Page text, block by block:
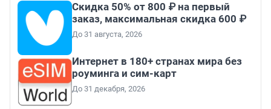
Скидка 50% от 800 ₽ на первый
заказ, максимальная скидка 600 ₽
До 31 августа, 2026
Интернет в 180+ странах мира без
роуминга и сим-карт
До 31 декабря, 2026